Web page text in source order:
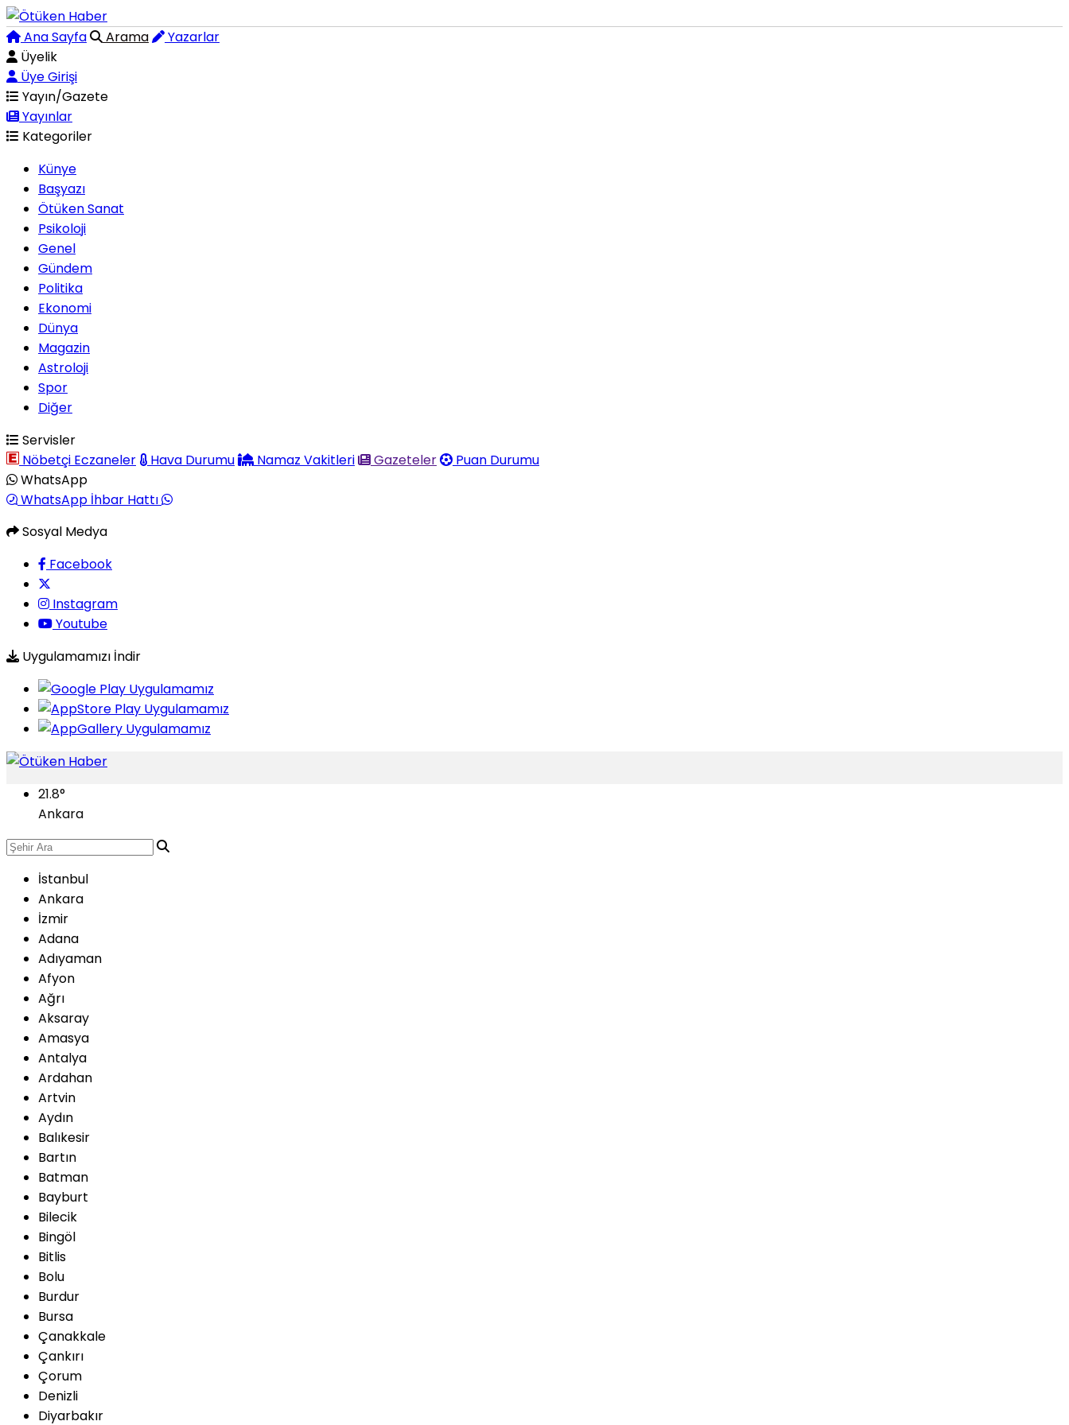
Ana Sayfa Arama
Yazarlar
Üyelik
Üye Girişi
Yayın/Gazete
Yayınlar
Kategoriler
Künye
Başyazı
Ötüken Sanat
Psikoloji
Genel
Gündem
Politika
Ekonomi
Dünya
Magazin
Astroloji
Spor
Diğer
Servisler
Nöbetçi Eczaneler
Hava Durumu Namaz Vakitleri Gazeteler
Puan Durumu
WhatsApp
WhatsApp İhbar Hattı
Sosyal Medya
Facebook
Instagram
Youtube
Uygulamamızı İndir
21.8°
Ankara
İstanbul
Ankara
İzmir
Adana
Adıyaman
Afyon
Ağrı
Aksaray
Amasya
Antalya
Ardahan
Artvin
Aydın
Balıkesir
Bartın
Batman
Bayburt
Bilecik
Bingöl
Bitlis
Bolu
Burdur
Bursa
Çanakkale
Çankırı
Çorum
Denizli
Diyarbakır